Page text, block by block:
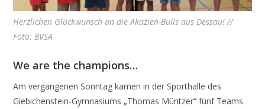
Herzlichen Glückwunsch an die Akazien-Bulls aus Dessau! //
Foto: BVSA
We are the champions…
Am vergangenen Sonntag kamen in der Sporthalle des
Giebichenstein-Gymnasiums „Thomas Müntzer“ fünf Teams